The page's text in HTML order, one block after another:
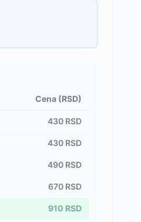
Cena (RSD)
430 RSD
430 RSD
490 RSD
670 RSD
910 RSD